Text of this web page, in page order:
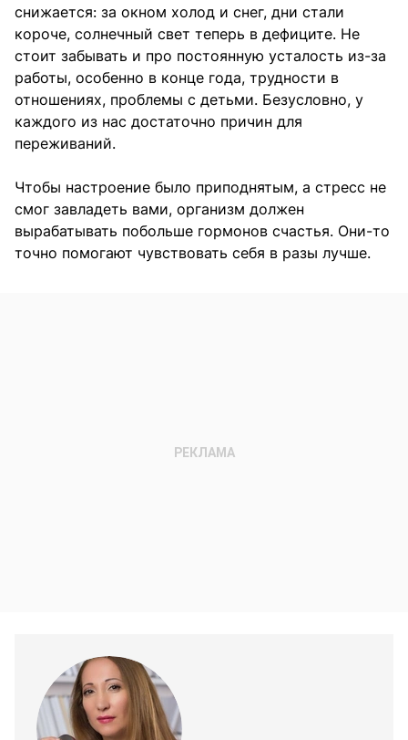
снижается: за окном холод и снег, дни стали
короче, солнечный свет теперь в дефиците. Не
стоит забывать и про постоянную усталость из-за
работы, особенно в конце года, трудности в
отношениях, проблемы с детьми. Безусловно, у
каждого из нас достаточно причин для
переживаний.
Чтобы настроение было приподнятым, а стресс не
смог завладеть вами, организм должен
вырабатывать побольше гормонов счастья. Они-то
точно помогают чувствовать себя в разы лучше.